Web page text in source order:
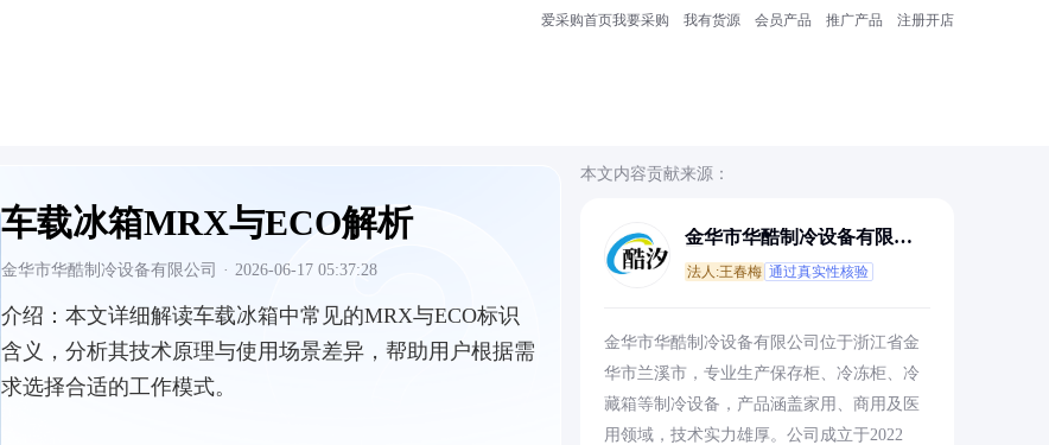
爱采购首页我要采购 我有货源 会员产品 推广产品 注册开店
车载冰箱MRX与ECO解析
金华市华酷制冷设备有限公司 · 2026-06-17 05:37:28
介绍： 本文详细解读车载冰箱中常见的MRX与ECO标识
含义，分析其技术原理与使用场景差异，帮助用户根据需
求选择合适的工作模式。
本文内容贡献来源：
金华市华酷制冷设备有限公
法人:王春梅 通过真实性核验
金华市华酷制冷设备有限公司位于浙江省金
华市兰溪市，专业生产保存柜、冷冻柜、冷
藏箱等制冷设备，产品涵盖家用、商用及医
用领域，技术实力雄厚。公司成立于2022